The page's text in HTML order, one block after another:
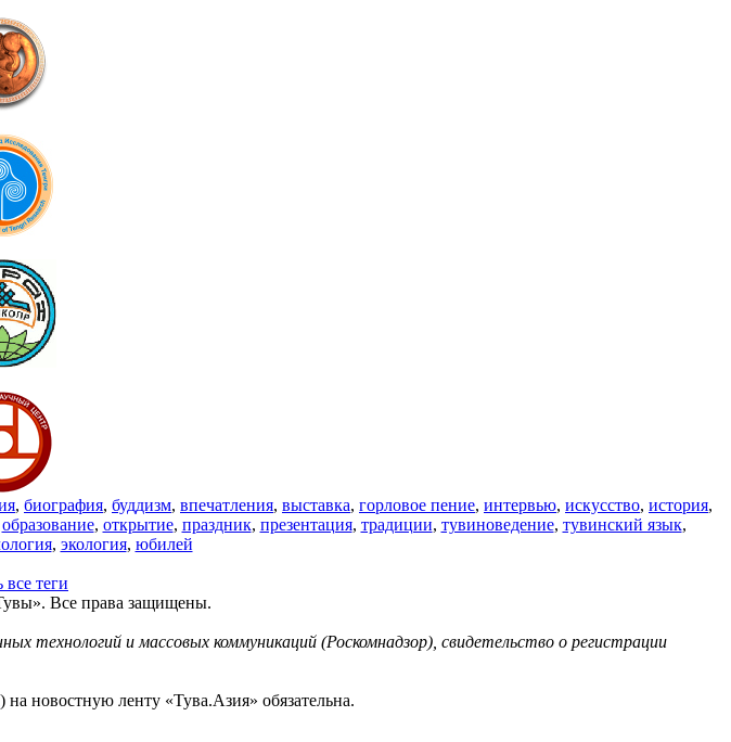
, биография, буддизм, впечатления, выставка, горловое пение, интервью, искусство, история,
образование, открытие, праздник, презентация, традиции, тувиноведение, тувинский язык,
, экология, юбилей
все теги
Все права защищены.
технологий и массовых коммуникаций (Роскомнадзор), свидетельство о регистрации
) на новостную ленту «Тува.Азия» обязательна.